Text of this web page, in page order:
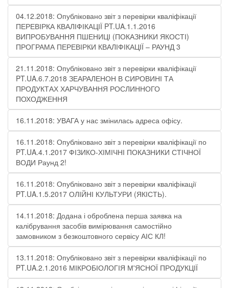
04.12.2018: Опубліковано звіт з перевірки кваліфікації
ПЕРЕВІРКА КВАЛІФІКАЦІЇ PT.UA.1.1.2016
ВИПРОБУВАННЯ ПШЕНИЦІ (ПОКАЗНИКИ ЯКОСТІ)
ПРОГРАМА ПЕРЕВІРКИ КВАЛІФІКАЦІЇ – РАУНД 3
21.11.2018: Опубліковано звіт з перевірки кваліфікації
PT.UA.6.7.2018 ЗЕАРАЛЕНОН В СИРОВИНІ ТА
ПРОДУКТАХ ХАРЧУВАННЯ РОСЛИННОГО
ПОХОДЖЕННЯ
16.11.2018: УВАГА у нас змінилась адреса офісу.
16.11.2018: Опубліковано звіт з перевірки кваліфікації по
PT.UA.4.1.2017 ФІЗИКО-ХІМІЧНІ ПОКАЗНИКИ СТІЧНОЇ
ВОДИ Раунд 2!
16.11.2018: Опубліковано звіт з перевірки кваліфікації
PT.UA.1.5.2017 ОЛІЙНІ КУЛЬТУРИ (ЯКІСТЬ).
14.11.2018: Додана і оброблена перша заявка на
калібрування засобів вимірювання самостійно
замовником з безкоштовного сервісу АІС КЛ!
13.11.2018: Опубліковано звіт з перевірки кваліфікації по
PT.UA.2.1.2016 МІКРОБІОЛОГІЯ М'ЯСНОЇ ПРОДУКЦІЇ